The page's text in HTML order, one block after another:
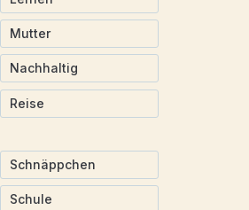
Mutter
Nachhaltig
Reise
Schnäppchen
Schule